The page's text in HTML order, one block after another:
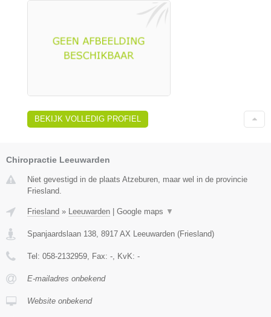
BEKIJK VOLLEDIG PROFIEL
Chiropractie Leeuwarden
Niet gevestigd in de plaats Atzeburen, maar wel in de provincie
Friesland.
Friesland » Leeuwarden | Google maps ▼
Spanjaardslaan 138 8917 AX Leeuwarden (Friesland)
Tel: 058-2132959 , Fax: - , KvK: -
E-mailadres onbekend
Website onbekend